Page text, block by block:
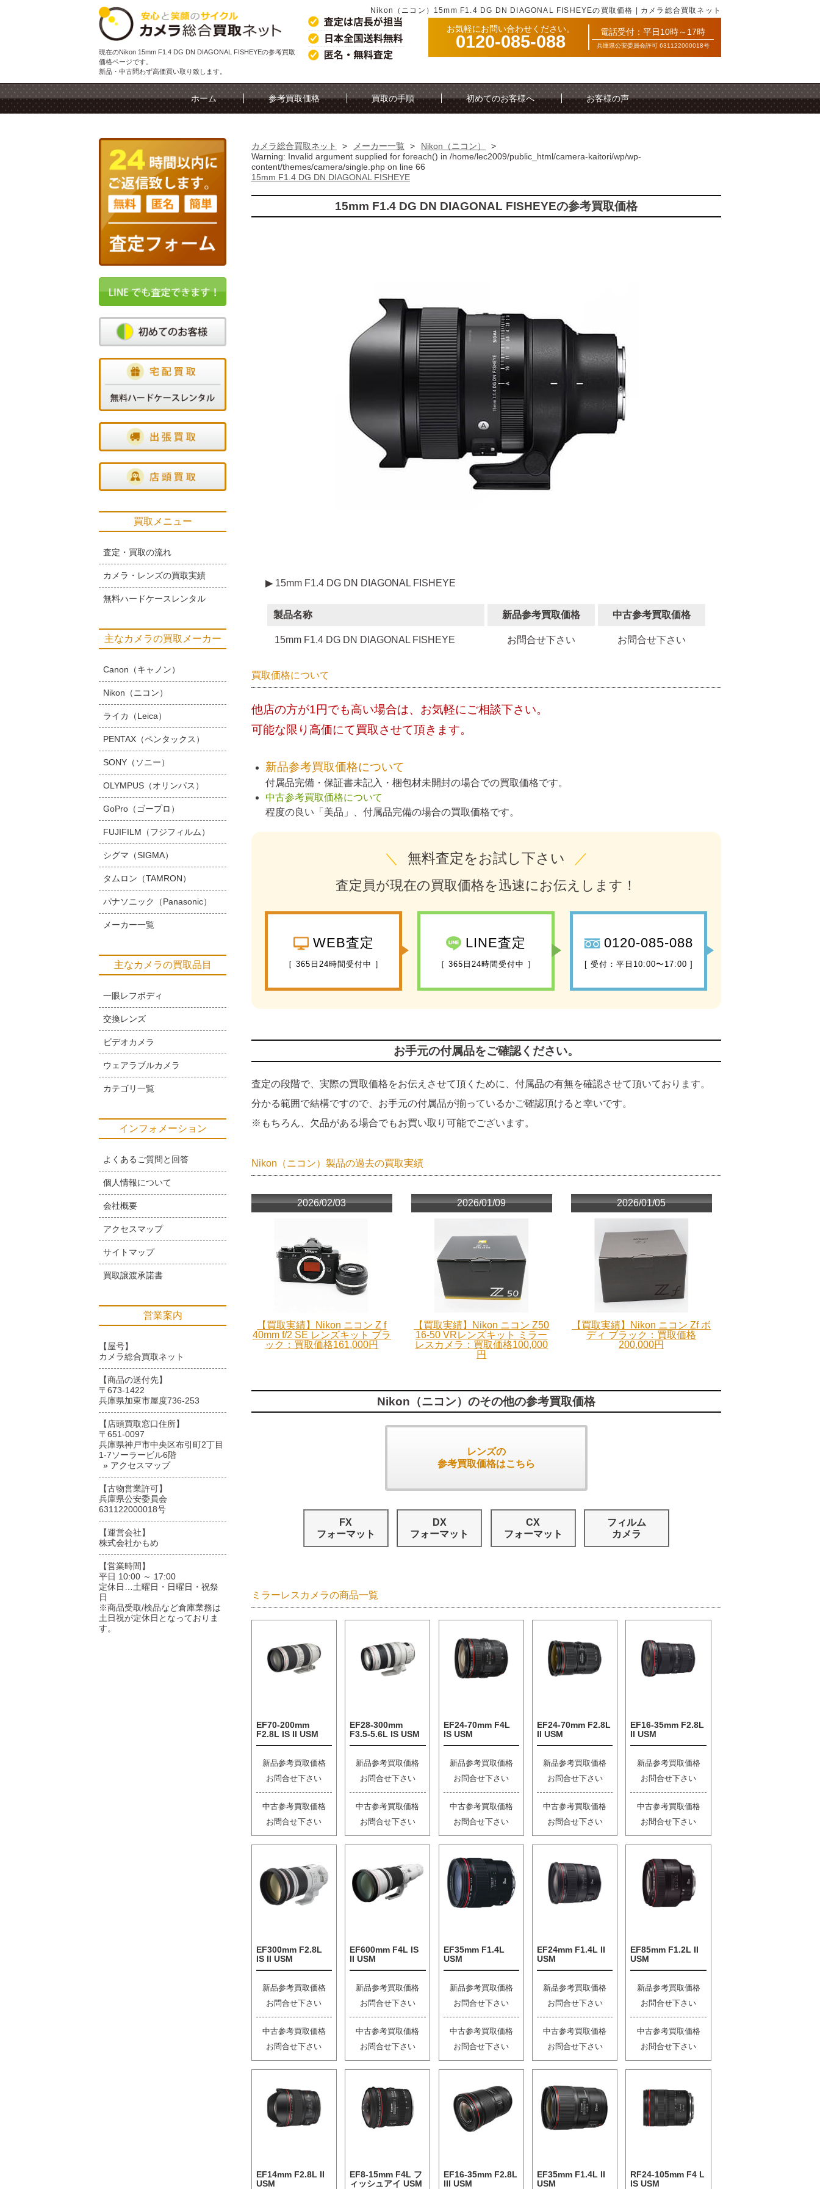
Nikon（ニコン）15mm F1.4 DG DN DIAGONAL FISHEYEの買取価格 | カメラ総合買取ネット
現在のNikon 15mm F1.4 DG DN DIAGONAL FISHEYEの参考買取
価格ページです。
新品・中古問わず高価買い取り致します。
お気軽にお問い合わせください。
0120-085-088 電話受付：平日10時～17時
兵庫県公安委員会許可 631122000018号
ホーム 参考買取価格 買取の手順 初めてのお客様へ お客様の声
カメラ総合買取ネット > メーカー一覧 > Nikon（ニコン）
>
Warning: Invalid argument supplied for foreach() in /home/lec2009/public_html/camera-kaitori/wp/wp-
content/themes/camera/single.phpon line 66
15mm F1.4 DG DN DIAGONAL FISHEYE
15mm F1.4 DG DN DIAGONAL FISHEYEの参考買取価格
▶ 15mm F1.4 DG DN DIAGONAL FISHEYE
製品名称 新品参考買取価格 中古参考買取価格
15mm F1.4 DG DN DIAGONAL FISHEYE お問合せ下さい お問合せ下さい
買取価格について
他店の方が1円でも高い場合は、お気軽にご相談下さい。
可能な限り高価にて買取させて頂きます。
新品参考買取価格について
付属品完備・保証書未記入・梱包材未開封の場合での買取価格です。
中古参考買取価格について
程度の良い「美品」、付属品完備の場合の買取価格です。
＼ 無料査定をお試し下さい ／
査定員が現在の買取価格を迅速にお伝えします！
WEB査定
［ 365日24時間受付中 ］
LINE査定
［ 365日24時間受付中 ］
0120-085-088
[ 受付：平日10:00〜17:00 ]
お手元の付属品をご確認ください。
査定の段階で、実際の買取価格をお伝えさせて頂くために、付属品の有無を確認させて頂いております。
分かる範囲で結構ですので、お手元の付属品が揃っているかご確認頂けると幸いです。
※もちろん、欠品がある場合でもお買い取り可能でございます。
Nikon（ニコン）製品の過去の買取実績
2026/02/03
【買取実績】Nikon ニコン Z f
40mm f/2 SE レンズキット ブラ
ック：買取価格161,000円
2026/01/09
【買取実績】Nikon ニコン Z50
16-50 VRレンズキット ミラー
レスカメラ：買取価格100,000
円
2026/01/05
【買取実績】Nikon ニコン Zf ボ
ディ ブラック：買取価格
200,000円
Nikon（ニコン）のその他の参考買取価格
レンズの
参考買取価格はこちら
FX
フォーマット
DX
フォーマット
CX
フォーマット
フィルム
カメラ
ミラーレスカメラの商品一覧
EF70-200mm
F2.8L IS II USM
新品参考買取価格
お問合せ下さい
中古参考買取価格
お問合せ下さい
EF28-300mm
F3.5-5.6L IS USM
新品参考買取価格
お問合せ下さい
中古参考買取価格
お問合せ下さい
EF24-70mm F4L
IS USM
新品参考買取価格
お問合せ下さい
中古参考買取価格
お問合せ下さい
EF24-70mm F2.8L
II USM
新品参考買取価格
お問合せ下さい
中古参考買取価格
お問合せ下さい
EF16-35mm F2.8L
II USM
新品参考買取価格
お問合せ下さい
中古参考買取価格
お問合せ下さい
EF300mm F2.8L
IS II USM
新品参考買取価格
お問合せ下さい
中古参考買取価格
お問合せ下さい
EF600mm F4L IS
II USM
新品参考買取価格
お問合せ下さい
中古参考買取価格
お問合せ下さい
EF35mm F1.4L
USM
新品参考買取価格
お問合せ下さい
中古参考買取価格
お問合せ下さい
EF24mm F1.4L II
USM
新品参考買取価格
お問合せ下さい
中古参考買取価格
お問合せ下さい
EF85mm F1.2L II
USM
新品参考買取価格
お問合せ下さい
中古参考買取価格
お問合せ下さい
EF14mm F2.8L II
USM
EF8-15mm F4L フ
ィッシュアイ USM
EF16-35mm F2.8L
III USM
EF35mm F1.4L II
USM
RF24-105mm F4 L
IS USM
買取メニュー
査定・買取の流れ
カメラ・レンズの買取実績
無料ハードケースレンタル
主なカメラの買取メーカー
Canon（キャノン）
Nikon（ニコン）
ライカ（Leica）
PENTAX（ペンタックス）
SONY（ソニー）
OLYMPUS（オリンパス）
GoPro（ゴープロ）
FUJIFILM（フジフィルム）
シグマ（SIGMA）
タムロン（TAMRON）
パナソニック（Panasonic）
メーカー一覧
主なカメラの買取品目
一眼レフボディ
交換レンズ
ビデオカメラ
ウェアラブルカメラ
カテゴリ一覧
インフォメーション
よくあるご質問と回答
個人情報について
会社概要
アクセスマップ
サイトマップ
買取譲渡承諾書
営業案内
【屋号】
カメラ総合買取ネット
【商品の送付先】
〒673-1422
兵庫県加東市屋度736-253
【店頭買取窓口住所】
〒651-0097
兵庫県神戸市中央区布引町2丁目
1-7ソーラービル6階
» アクセスマップ
【古物営業許可】
兵庫県公安委員会
631122000018号
【運営会社】
株式会社かもめ
【営業時間】
平日 10:00 ～ 17:00
定休日…土曜日・日曜日・祝祭
日
※商品受取/検品など倉庫業務は
土日祝が定休日となっておりま
す。